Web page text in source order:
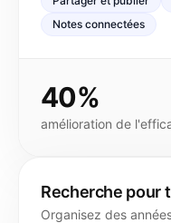
Notes connectées
40%
amélioration de
Recherche pour
Organisez des